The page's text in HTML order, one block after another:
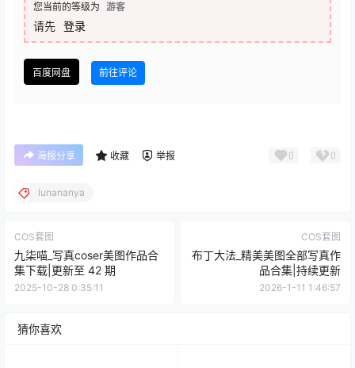
您当前的等级为 游客
请先 登录
百度网盘 前往评论
海报分享 收藏 举报 0 0
lunananya
COS套图
九柒喵_写真coser美图作品合
集下载|更新至 42 期
2025-10-28 0:35:11
COS套图
布丁大法_精美美图全部写真作
品合集|持续更新
2026-1-11 1:46:57
猜你喜欢